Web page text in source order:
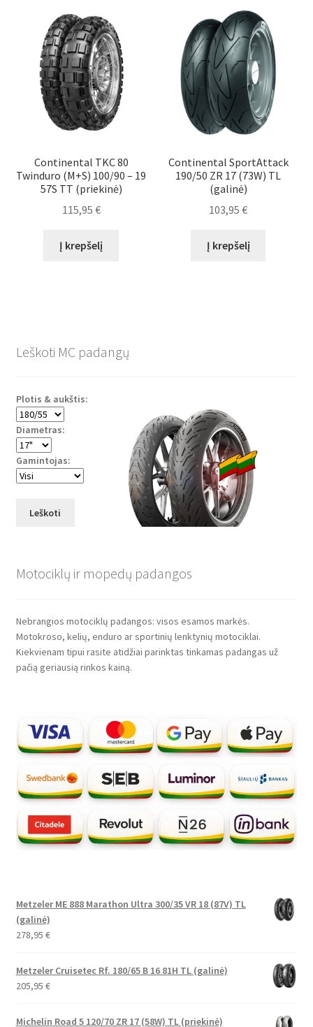
Continental TKC 80
Twinduro (M+S) 100/90 – 19
57S TT (priekinė)
115,95 €
Į krepšelį
Continental SportAttack
190/50 ZR 17 (73W) TL
(galinė)
103,95€
Į krepšelį
Leškoti MC padangų
Plotis & aukštis:
Diametras:
Gamintojas:
Leškoti
Motociklų ir mopedų padangos
Nebrangios motociklų padangos: visos esamos markės.
Motokroso, kelių, enduro ar sportinių lenktynių motociklai.
Kiekvienam tipui rasite atidžiai parinktas tinkamas padangas už
pačią geriausią rinkos kainą.
Metzeler ME 888 Marathon Ultra 300/35 VR 18 (87V) TL
(galinė)
278,95 €
Metzeler Cruisetec Rf. 180/65 B 16 81H TL (galinė)
205,95 €
Michelin Road 5 120/70 ZR 17 (58W) TL (priekinė)